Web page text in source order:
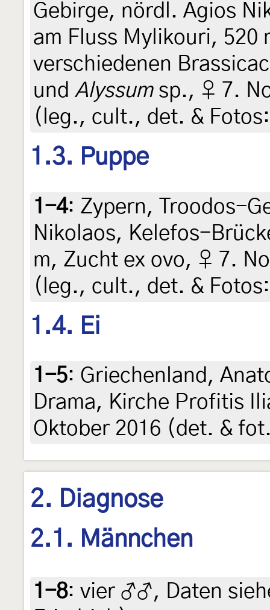
Gebirge, nördl. Agios
am Fluss Mylikouri, 520
verschiedenen
und Alyssumsp., ♀ 7.
(leg., cult., det. &
1.3. Puppe
1-4: Zypern, Troodos-
Nikolaos, Kelefos-
m, Zucht ex ovo, ♀ 7.
(leg., cult., det. &
1.4. Ei
1-5: Griechenland,
Drama, Kirche Profitis
Oktober 2016 (det. &
2. Diagnose
2.1. Männchen
1-8: vier ♂♂, Daten